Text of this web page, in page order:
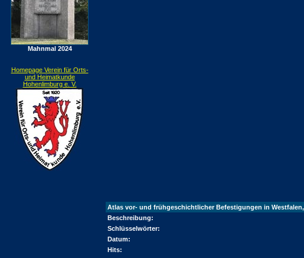
Mahnmal 2024
Homepage Verein für Orts-
und Heimatkunde
Hohenlimburg e. V.
Atlas vor- und frühgeschichtlicher Befestigungen in
Beschreibung:
Schlüsselwörter:
Datum:
Hits: